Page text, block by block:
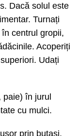
Dacă solul este
Turnați
centrul gropii,
Acoperiți
Udați
paie) în jurul
cu mulci.
prin butași,